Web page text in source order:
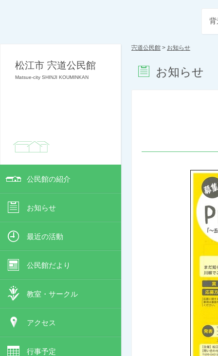
松江市 宍道公民館
Matsue-city SHINJI KOUMINKAN
公民館の紹介
お知らせ
最近の活動
公民館だより
教室・サークル
アクセス
行事予定
背
宍道公民館 > お知らせ
お知らせ